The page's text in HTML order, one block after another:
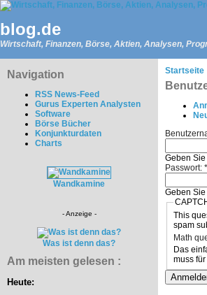
blog.de
Wirtschaft, Finanzen, Börse, Aktien, Analysen,
Navigation
RSS News-Feed
Gurus Experten Analysten
Software
Börse Bücher
Konjunkturdaten
Charts
Wandkamine
- Anzeige -
Was ist denn das?
Am meisten gelesen :
Heute:
Startseite
Geben
Passwort: *
Geben
This
spam
Math
Das
muss